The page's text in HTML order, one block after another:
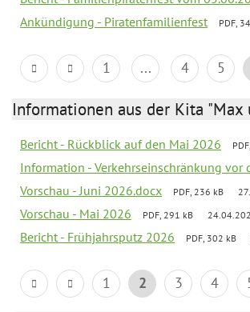
Ankündigung - Piratenfamilienfest PDF,
1 ... 4 5
Informationen aus der Kita "Max
Bericht - Rückblick auf den Mai 2026
Information - Verkehrseinschränkung vor
Vorschau - Juni 2026.docx PDF, 236 kB
Vorschau - Mai 2026 PDF, 291 kB
Bericht - Frühjahrsputz 2026 PDF, 302 kB
1 2 3 4